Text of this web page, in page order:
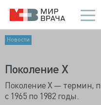
Новости
Поколение Х
Поколение X — термин,
с 1965 по 1982 годы.